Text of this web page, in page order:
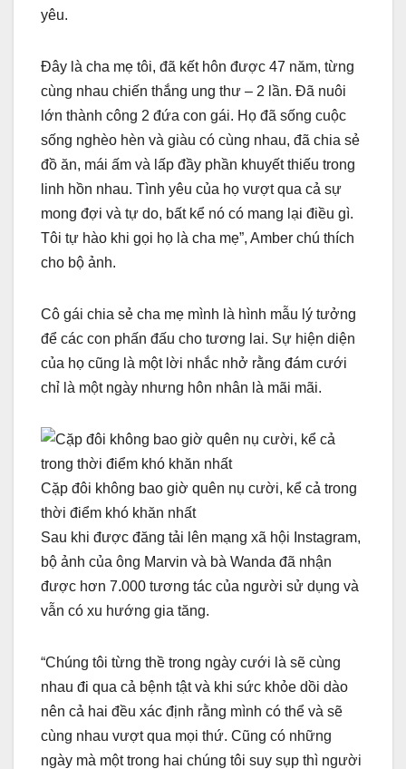
yêu.
Đây là cha mẹ tôi, đã kết hôn được 47 năm, từng
cùng nhau chiến thắng ung thư – 2 lần. Đã nuôi
lớn thành công 2 đứa con gái. Họ đã sống cuộc
sống nghèo hèn và giàu có cùng nhau, đã chia sẻ
đồ ăn, mái ấm và lấp đầy phần khuyết thiếu trong
linh hồn nhau. Tình yêu của họ vượt qua cả sự
mong đợi và tự do, bất kể nó có mang lại điều gì.
Tôi tự hào khi gọi họ là cha mẹ”, Amber chú thích
cho bộ ảnh.
Cô gái chia sẻ cha mẹ mình là hình mẫu lý tưởng
để các con phấn đấu cho tương lai. Sự hiện diện
của họ cũng là một lời nhắc nhở rằng đám cưới
chỉ là một ngày nhưng hôn nhân là mãi mãi.
Cặp đôi không bao giờ quên nụ cười, kể cả trong
thời điểm khó khăn nhất
Sau khi được đăng tải lên mạng xã hội Instagram,
bộ ảnh của ông Marvin và bà Wanda đã nhận
được hơn 7.000 tương tác của người sử dụng và
vẫn có xu hướng gia tăng.
“Chúng tôi từng thề trong ngày cưới là sẽ cùng
nhau đi qua cả bệnh tật và khi sức khỏe dồi dào
nên cả hai đều xác định rằng mình có thể và sẽ
cùng nhau vượt qua mọi thứ. Cũng có những
ngày mà một trong hai chúng tôi suy sụp thì người